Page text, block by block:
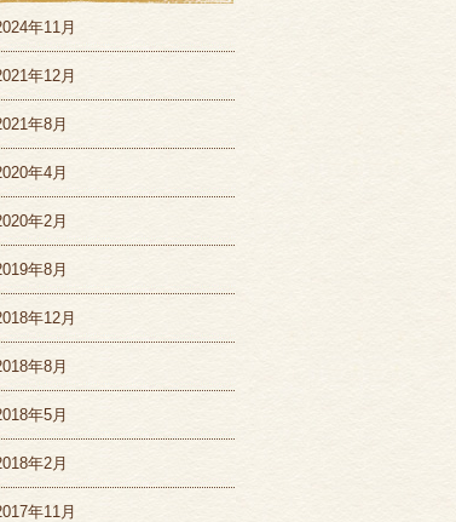
年11月
年12月
年8月
年4月
年2月
年8月
年12月
年8月
年5月
年2月
年11月